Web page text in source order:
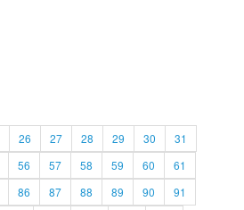
26 27 28 29 30
31
56 57 58 59 60
61
86 87 88 89 90
91